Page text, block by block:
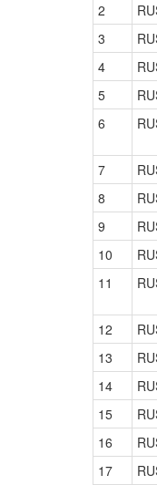
2
3
4
5
6
7
8
9
10
11
12
13
14
15
16
17